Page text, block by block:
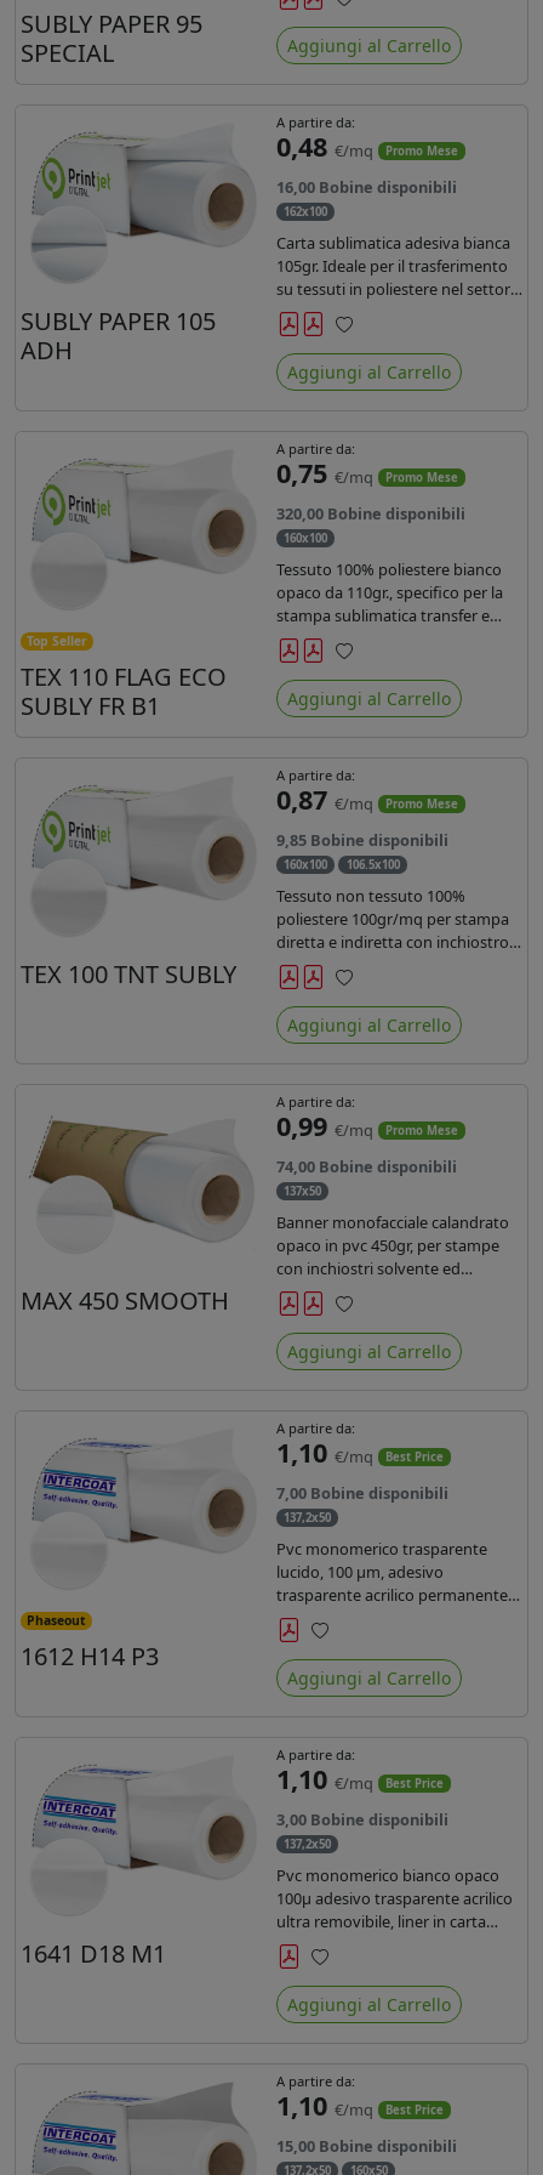
SUBLY PAPER 95
SPECIAL
Preferiti
Aggiungi al Carrello
SUBLY PAPER 105
ADH
A partire da:
0,48 €/mq Promo Mese
16,00 Bobine disponibili
162x100
Carta sublimatica adesiva bianca
105gr. Ideale per il trasferimento
su tessuti in poliestere nel settore
sportwear .
Preferiti
Aggiungi al Carrello
Top Seller
TEX 110 FLAG ECO
SUBLY FR B1
A partire da:
0,75 €/mq Promo Mese
320,00 Bobine disponibili
160x100
Tessuto 100% poliestere bianco
opaco da 110gr., specifico per la
stampa sublimatica transfer e
diretta. Ideale per la realizzazione
di stendardi e bandiere, grazie al
passaggio dell'inchiostro su
entrambi i lati. Dotato di
Preferiti
Aggiungi al Carrello
TEX 100 TNT SUBLY
A partire da:
0,87 €/mq Promo Mese
9,85 Bobine disponibili
160x100 106.5x100
Tessuto non tessuto 100%
poliestere 100gr/mq per stampa
diretta e indiretta con inchiostro
sublimatico, latex e uv.
Preferiti
Aggiungi al Carrello
MAX 450 SMOOTH
A partire da:
0,99 €/mq Promo Mese
74,00 Bobine disponibili
137x50
Banner monofacciale calandrato
opaco in pvc 450gr, per stampe
con inchiostri solvente ed
ecosolvente , uv e latex.
Preferiti
Aggiungi al Carrello
Phaseout
1612 H14 P3
A partire da:
1,10 €/mq Best Price
7,00 Bobine disponibili
137,2x50
Pvc monomerico trasparente
lucido, 100 µm, adesivo
trasparente acrilico permanente
durata 3 anni, liner in carta kraft
monosiliconata da 135 gr, REACH
compliant per stampa con
inchiostri solvente ecosolvente uv
Preferiti
Aggiungi al Carrello
1641 D18 M1
A partire da:
1,10 €/mq Best Price
3,00 Bobine disponibili
137,2x50
Pvc monomerico bianco opaco
100µ adesivo trasparente acrilico
ultra removibile, liner in carta
kraft da 140gr/mq. Durata 3 anni.
Dotato di certificato FR B1 e
conforme alla normativa REACH.
Preferiti
Aggiungi al Carrello
A partire da:
1,10 €/mq Best Price
15,00 Bobine disponibili
137,2x50 160x50